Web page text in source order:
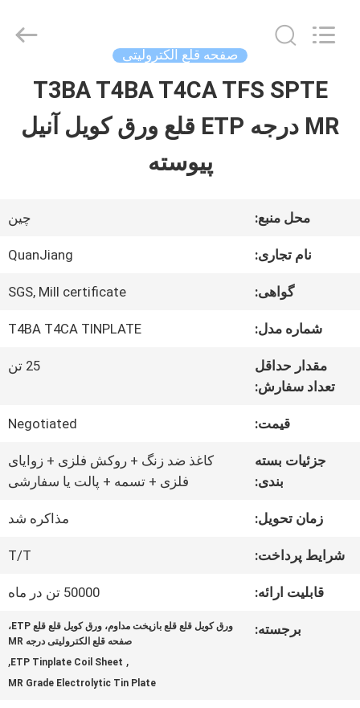
صفحه
اصلی
درباره
کارخانه
کنترل
کیفیت
METAL
Reserved.
صفحه قلع الکترولیتی
T3BA T4BA T4CA TFS SPTE
MR درجه ETP قلع ورق کویل آنیل
پیوسته
محل منبع: چین
نام تجاری: QuanJiang
گواهی: SGS, Mill certificate
شماره مدل: T4BA T4CA TINPLATE
مقدار حداقل
تعداد سفارش:
25 تن
قیمت: Negotiated
جزئیات بسته
بندی:
کاغذ ضد زنگ + روکش فلزی + زوایای
فلزی + تسمه + پالت یا سفارشی
زمان تحویل: مذاکره شد
شرایط پرداخت: T/T
قابلیت ارائه: 50000 تن در ماه
برجسته:
ورق کویل قلع قلع بازپخت مداوم، ورق کویل قلع قلع ETP،
صفحه قلع الکترولیتی درجه MR
,
ETP Tinplate Coil Sheet
,
MR Grade Electrolytic Tin Plate